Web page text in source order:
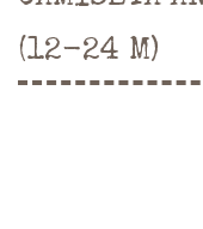
(12-24 M)